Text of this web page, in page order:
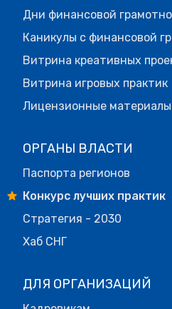
Дни финансовой
Каникулы с финансовой
Витрина креативных
Витрина игровых практик
Лицензионные материалы
ОРГАНЫ ВЛАСТИ
Паспорта регионов
Конкурс лучших практик
Стратегия - 2030
Хаб СНГ
ДЛЯ ОРГАНИЗАЦИЙ